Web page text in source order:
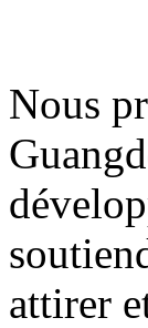
Nous
attirer